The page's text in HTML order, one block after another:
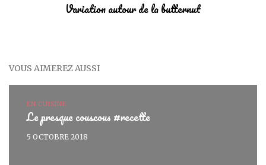
Variation autour de la butternut
VOUS AIMEREZ AUSSI
EN CUISINE
Le presque couscous #recette
5 OCTOBRE 2018